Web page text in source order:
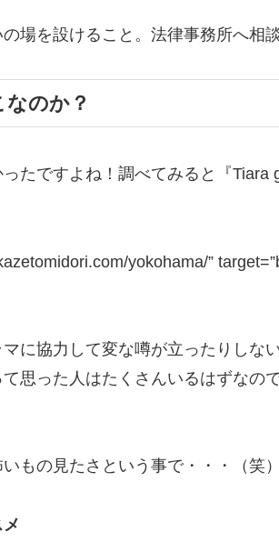
場を設けること。法律事務所へ相
のか？
たですよね！調べてみると『Tiara
yokohama/”
に協力して変な噂が立ったりしな
て思った人はたくさんいるはずなの
もの見たさという事で・・・（笑）